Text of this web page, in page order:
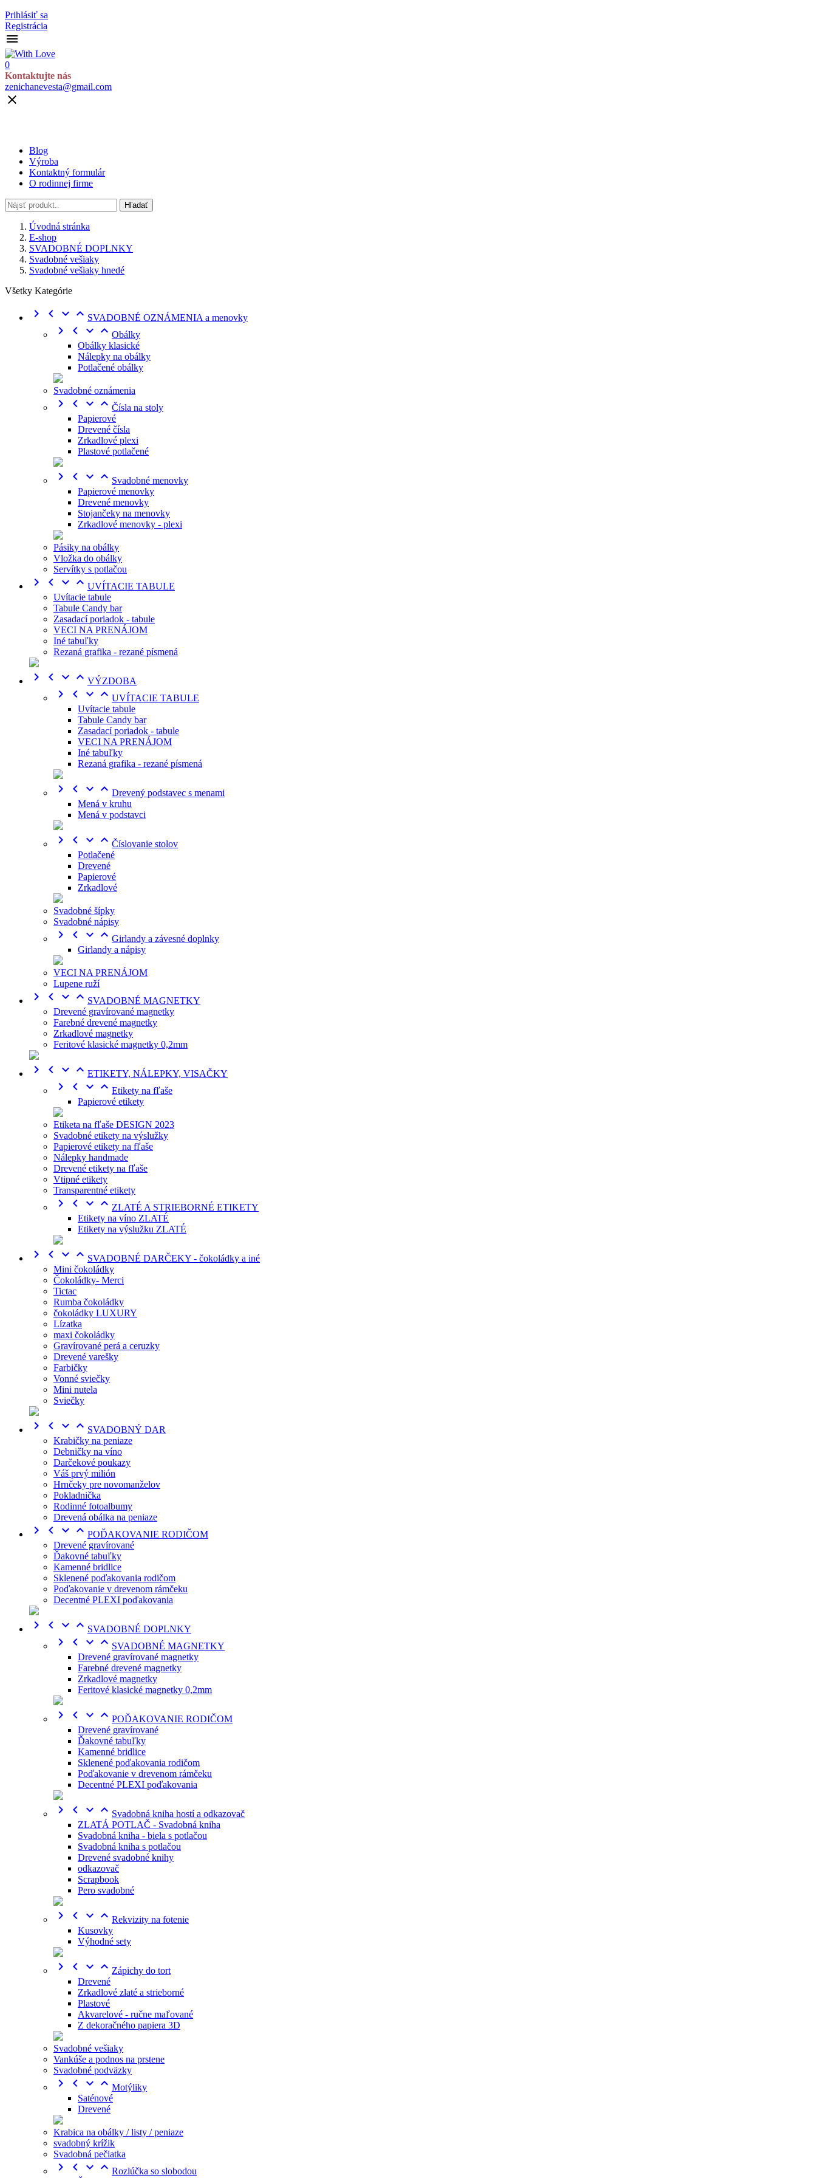
Prihlásiť sa
Registrácia

0
Kontaktujte nás
zenichanevesta@gmail.com

Blog
Výroba
Kontaktný formulár
O rodinnej firme
Hľadať
Úvodná stránka
E-shop
SVADOBNÉ DOPLNKY
Svadobné vešiaky
Svadobné vešiaky hnedé
Všetky Kategórie
    SVADOBNÉ OZNÁMENIA a menovky
    Obálky
Obálky klasické
Nálepky na obálky
Potlačené obálky
Svadobné oznámenia
    Čísla na stoly
Papierové
Drevené čísla
Zrkadlové plexi
Plastové potlačené
    Svadobné menovky
Papierové menovky
Drevené menovky
Stojančeky na menovky
Zrkadlové menovky - plexi
Pásiky na obálky
Vložka do obálky
Servítky s potlačou
    UVÍTACIE TABULE
Uvítacie tabule
Tabule Candy bar
Zasadací poriadok - tabule
VECI NA PRENÁJOM
Iné tabuľky
Rezaná grafika - rezané písmená
    VÝZDOBA
    UVÍTACIE TABULE
Uvítacie tabule
Tabule Candy bar
Zasadací poriadok - tabule
VECI NA PRENÁJOM
Iné tabuľky
Rezaná grafika - rezané písmená
    Drevený podstavec s menami
Mená v kruhu
Mená v podstavci
    Číslovanie stolov
Potlačené
Drevené
Papierové
Zrkadlové
Svadobné šípky
Svadobné nápisy
    Girlandy a závesné doplnky
Girlandy a nápisy
VECI NA PRENÁJOM
Lupene ruží
    SVADOBNÉ MAGNETKY
Drevené gravírované magnetky
Farebné drevené magnetky
Zrkadlové magnetky
Feritové klasické magnetky 0,2mm
    ETIKETY, NÁLEPKY, VISAČKY
    Etikety na fľaše
Papierové etikety
Etiketa na fľaše DESIGN 2023
Svadobné etikety na výslužky
Papierové etikety na fľaše
Nálepky handmade
Drevené etikety na fľaše
Vtipné etikety
Transparentné etikety
    ZLATÉ A STRIEBORNÉ ETIKETY
Etikety na víno ZLATÉ
Etikety na výslužku ZLATÉ
    SVADOBNÉ DARČEKY - čokoládky a iné
Mini čokoládky
Čokoládky- Merci
Tictac
Rumba čokoládky
čokoládky LUXURY
Lízatka
maxi čokoládky
Gravírované perá a ceruzky
Drevené varešky
Farbičky
Vonné sviečky
Mini nutela
Sviečky
    SVADOBNÝ DAR
Krabičky na peniaze
Debničky na víno
Darčekové poukazy
Váš prvý milión
Hrnčeky pre novomanželov
Pokladnička
Rodinné fotoalbumy
Drevená obálka na peniaze
    POĎAKOVANIE RODIČOM
Drevené gravírované
Ďakovné tabuľky
Kamenné bridlice
Sklenené poďakovania rodičom
Poďakovanie v drevenom rámčeku
Decentné PLEXI poďakovania
    SVADOBNÉ DOPLNKY
    SVADOBNÉ MAGNETKY
Drevené gravírované magnetky
Farebné drevené magnetky
Zrkadlové magnetky
Feritové klasické magnetky 0,2mm
    POĎAKOVANIE RODIČOM
Drevené gravírované
Ďakovné tabuľky
Kamenné bridlice
Sklenené poďakovania rodičom
Poďakovanie v drevenom rámčeku
Decentné PLEXI poďakovania
    Svadobná kniha hostí a odkazovač
ZLATÁ POTLAČ - Svadobná kniha
Svadobná kniha - biela s potlačou
Svadobná kniha s potlačou
Drevené svadobné knihy
odkazovač
Scrapbook
Pero svadobné
    Rekvizity na fotenie
Kusovky
Výhodné sety
    Zápichy do tort
Drevené
Zrkadlové zlaté a strieborné
Plastové
Akvarelové - ručne maľované
Z dekoračného papiera 3D
Svadobné vešiaky
Vankúše a podnos na prstene
Svadobné podväzky
    Motýliky
Saténové
Drevené
Krabica na obálky / listy / peniaze
svadobný krížik
Svadobná pečiatka
    Rozlúčka so slobodou